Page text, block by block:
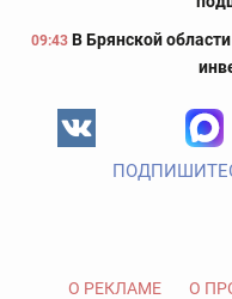
09:43 В Брянской
О РЕКЛАМЕ О